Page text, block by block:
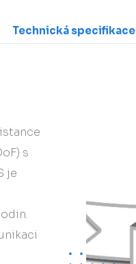
Technická specifikace
s
je